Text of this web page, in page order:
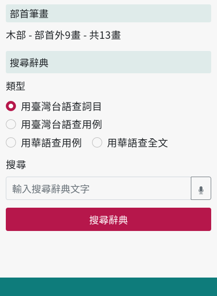
部首筆畫
木部 - 部首外9畫 - 共13畫
搜尋辭典
類型
用臺灣台語查詞目
用臺灣台語查用例
用華語查用例
用華語查全文
搜尋
搜尋辭典